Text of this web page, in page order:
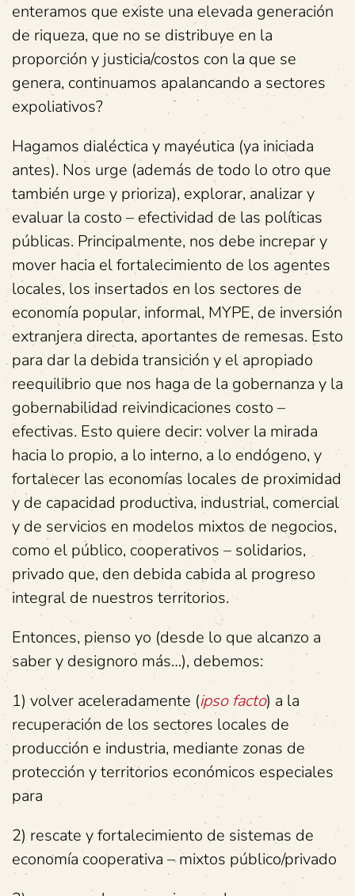
enteramos que existe una elevada generación
de riqueza, que no se distribuye en la
proporción y justicia/costos con la que se
genera, continuamos apalancando a sectores
expoliativos?
Hagamos dialéctica y mayéutica (ya iniciada
antes). Nos urge (además de todo lo otro que
también urge y prioriza), explorar, analizar y
evaluar la costo – efectividad de las políticas
públicas. Principalmente, nos debe increpar y
mover hacia el fortalecimiento de los agentes
locales, los insertados en los sectores de
economía popular, informal, MYPE, de inversión
extranjera directa, aportantes de remesas. Esto
para dar la debida transición y el apropiado
reequilibrio que nos haga de la gobernanza y la
gobernabilidad reivindicaciones costo –
efectivas. Esto quiere decir: volver la mirada
hacia lo propio, a lo interno, a lo endógeno, y
fortalecer las economías locales de proximidad
y de capacidad productiva, industrial, comercial
y de servicios en modelos mixtos de negocios,
como el público, cooperativos – solidarios,
privado que, den debida cabida al progreso
integral de nuestros territorios.
Entonces, pienso yo (desde lo que alcanzo a
saber y designoro más…), debemos:
1) volver aceleradamente (ipso facto) a la
recuperación de los sectores locales de
producción e industria, mediante zonas de
protección y territorios económicos especiales
para
2) rescate y fortalecimiento de sistemas de
economía cooperativa – mixtos público/privado